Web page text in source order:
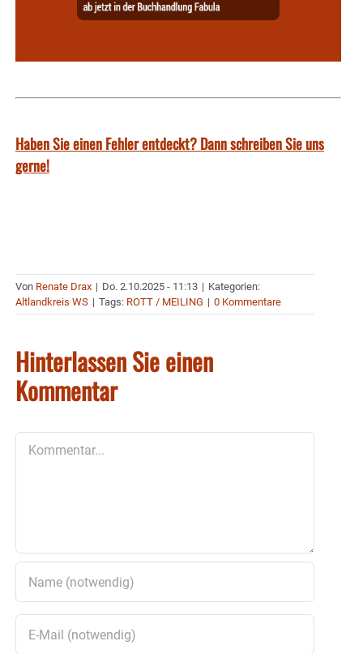
Haben Sie einen Fehler entdeckt? Dann schreiben Sie uns
gerne!
Von Renate Drax | Do. 2.10.2025 - 11:13 | Kategorien:
Altlandkreis WS | Tags: ROTT / MEILING | 0 Kommentare
Hinterlassen Sie einen
Kommentar